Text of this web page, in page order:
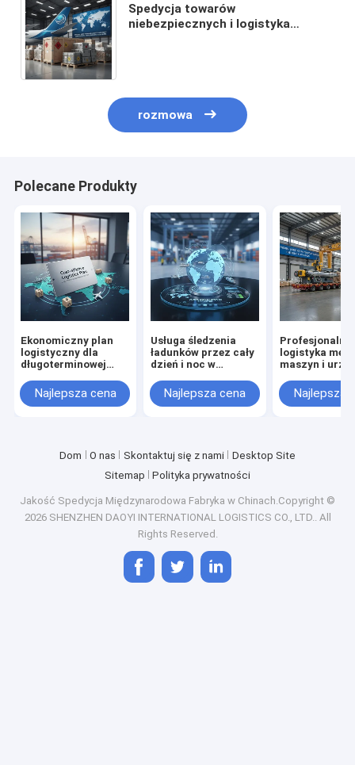
Spedycja towarów
niebezpiecznych i logistyka
rozmowa
Polecane Produkty
Ekonomiczny plan
logistyczny dla
długoterminowej
transgranicznej
Najlepsza cena
Usługa śledzenia
ładunków przez cały
dzień i noc w
światowego
Najlepsza cena
Profesjonalna
logistyka
maszyn i
Najlepsza
Dom O nas Skontaktuj się z nami
Desktop Site
Sitemap
Polityka prywatności
Jakość Spedycja Międzynarodowa Fabryka w Chinach.Copyright ©
2026 SHENZHEN DAOYI INTERNATIONAL LOGISTICS CO., LTD.. All
Rights Reserved.